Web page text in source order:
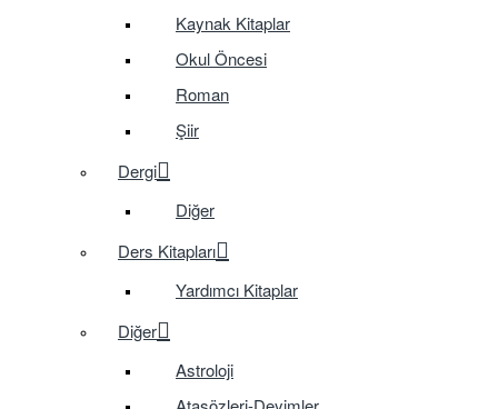
Kaynak Kitaplar
Okul Öncesi
Roman
Şiir
Dergi
Diğer
Ders Kitapları
Yardımcı Kitaplar
Diğer
Astroloji